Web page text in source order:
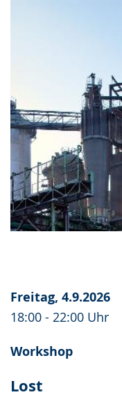
Freitag, 4.9.2026
18:00 - 22:00 Uhr
Workshop
Lost